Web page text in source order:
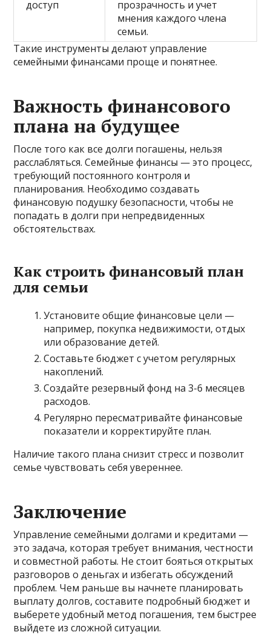
доступ
прозрачность и учет
мнения каждого члена
семьи.
Такие инструменты делают управление
семейными финансами проще и понятнее.
Важность финансового
плана на будущее
После того как все долги погашены, нельзя
расслабляться. Семейные финансы — это процесс,
требующий постоянного контроля и
планирования. Необходимо создавать
финансовую подушку безопасности, чтобы не
попадать в долги при непредвиденных
обстоятельствах.
Как строить финансовый план
для семьи
Установите общие финансовые цели —
например, покупка недвижимости, отдых
или образование детей.
Составьте бюджет с учетом регулярных
накоплений.
Создайте резервный фонд на 3-6 месяцев
расходов.
Регулярно пересматривайте финансовые
показатели и корректируйте план.
Наличие такого плана снизит стресс и позволит
семье чувствовать себя увереннее.
Заключение
Управление семейными долгами и кредитами —
это задача, которая требует внимания, честности
и совместной работы. Не стоит бояться открытых
разговоров о деньгах и избегать обсуждений
проблем. Чем раньше вы начнете планировать
выплату долгов, составите подробный бюджет и
выберете удобный метод погашения, тем быстрее
выйдете из сложной ситуации.